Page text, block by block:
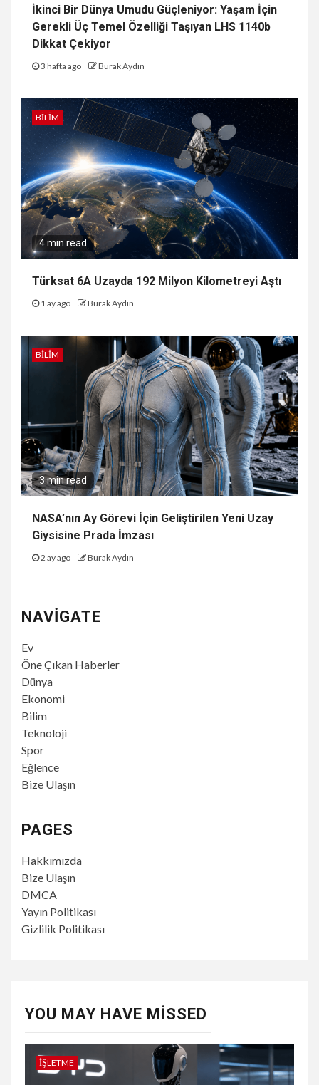
İkinci Bir Dünya Umudu Güçleniyor: Yaşam İçin
Gerekli Üç Temel Özelliği Taşıyan LHS 1140b
Dikkat Çekiyor
3 hafta ago Burak Aydın
BILIM
4 min read
Türksat 6A Uzayda 192 Milyon Kilometreyi Aştı
1 ay ago Burak Aydın
BILIM
3 min read
NASA’nın Ay Görevi İçin Geliştirilen Yeni Uzay
Giysisine Prada İmzası
2 ay ago Burak Aydın
NAVIGATE
Ev
Öne Çıkan Haberler
Dünya
Ekonomi
Bilim
Teknoloji
Spor
Eğlence
Bize Ulaşın
PAGES
Hakkımızda
Bize Ulaşın
DMCA
Yayın Politikası
Gizlilik Politikası
YOU MAY HAVE MISSED
İŞLETME